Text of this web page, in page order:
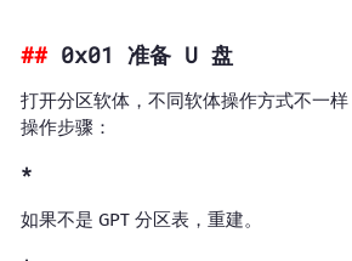
0x01 准备 U 盘
打开分区软体，不同软体操作方式不一
操作步骤：
如果不是 GPT 分区表，重建。